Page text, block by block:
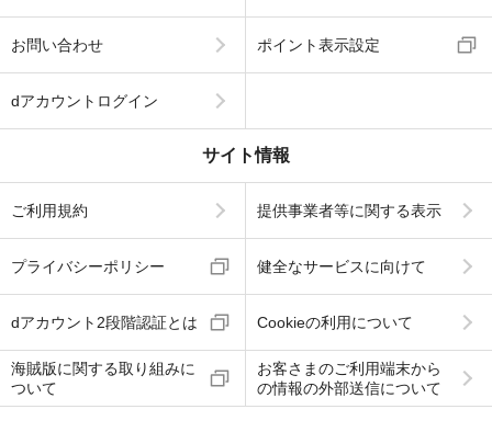
お問い合わせ ポイント表示設定
dアカウントログイン
サイト情報
ご利用規約 提供事業者等に関する表示
プライバシーポリシー 健全なサービスに向けて
dアカウント2段階認証とは Cookieの利用について
海賊版に関する取り組みに
ついて
お客さまのご利用端末から
の情報の外部送信について